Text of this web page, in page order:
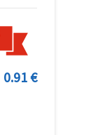
0.91 €